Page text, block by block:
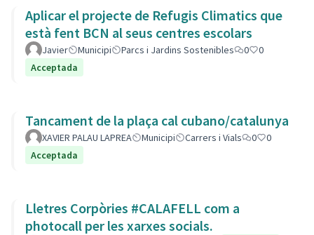
Aplicar el projecte de Refugis Climatics que
està fent BCN al seus centres escolars
Javier Municipi Parcs i Jardins Sostenibles 0
0
Acceptada
Tancament de la plaça cal cubano/catalunya
XAVIER PALAU LAPREA Municipi Carrers i Vials 0
0
Acceptada
Lletres Corpòries #CALAFELL com a
photocall per les xarxes socials.